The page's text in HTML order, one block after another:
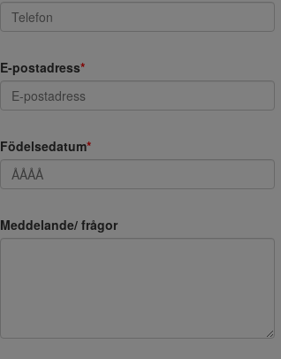
E-postadress*
Födelsedatum*
Meddelande/ frågor